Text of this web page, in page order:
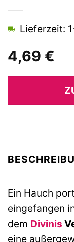
4,69 €
Lieferzeit:
Ein Hauch
eingefangen
dem Divinis
eine